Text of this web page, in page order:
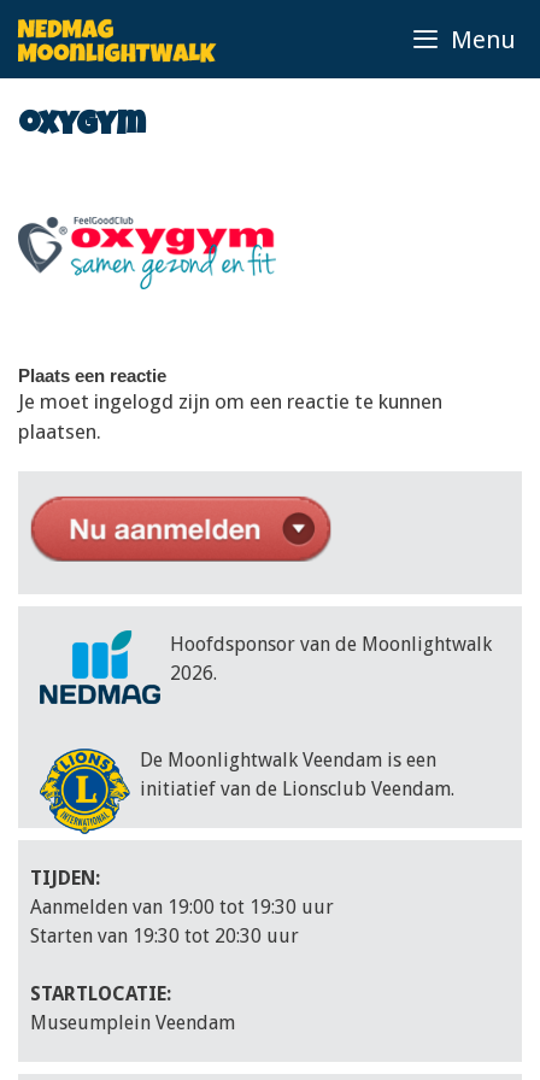
Ga
naar
de
inhoud
Menu
oxygym
Plaats een reactie
Je moet ingelogd zijn om een reactie te kunnen
plaatsen.
Hoofdsponsor van de Moonlightwalk
2026.
De Moonlightwalk Veendam is een
initiatief van de Lionsclub Veendam.
TIJDEN:
Aanmelden van 19:00 tot 19:30 uur
Starten van 19:30 tot 20:30 uur
STARTLOCATIE:
Museumplein Veendam